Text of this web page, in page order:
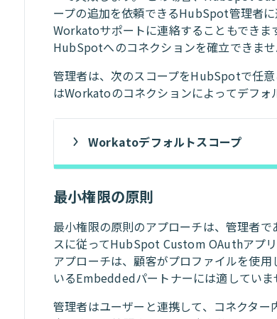
ープの追加を依頼できるHubSpot管理者に
Workatoサポートに連絡することもできま
HubSpotへのコネクションを確立できませ
管理者は、次のスコープをHubSpotで任
はWorkatoのコネクションによってデフォ
Workatoデフォルトスコープ
最小権限の原則
最小権限の原則のアプローチは、管理者
スに従ってHubSpot Custom OAuthアプ
アプローチは、顧客がプロファイルを使
いるEmbeddedパートナーには適していま
管理者はユーザーと連携して、コネクタ